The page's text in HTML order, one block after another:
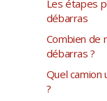
Les étapes
débarras
Combien de
débarras ?
Quel camion
?